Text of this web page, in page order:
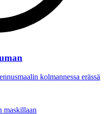
kolmannessa erässä